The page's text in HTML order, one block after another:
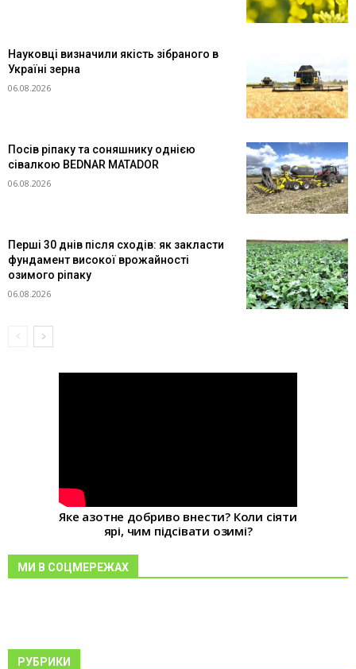
Науковці визначили якість зібраного в
Україні зерна
06.08.2026
Посів ріпаку та соняшнику однією
сівалкою BEDNAR MATADOR
06.08.2026
Перші 30 днів після сходів: як закласти
фундамент високої врожайності
озимого ріпаку
06.08.2026
Яке азотне добриво внести? Коли сіяти
ярі, чим підсівати озимі?
МИ В СОЦМЕРЕЖАХ
РУБРИКИ